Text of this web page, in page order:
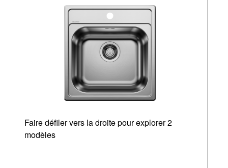
Faire défiler vers la droite pour explorer 2
modèles